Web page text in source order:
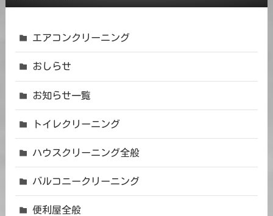
エアコンクリーニング
おしらせ
お知らせ一覧
トイレクリーニング
ハウスクリーニング全般
バルコニークリーニング
便利屋全般